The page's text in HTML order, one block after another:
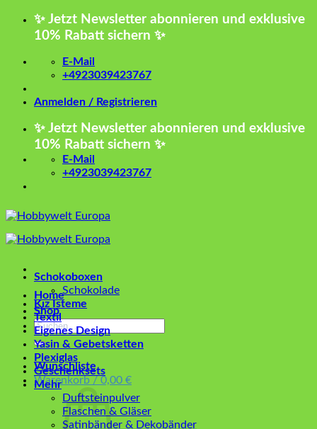
Zum
✨ Jetzt Newsletter abonnieren und exklusive
10% Rabatt sichern ✨
E-Mail
+4923039423767
Anmelden / Registrieren
✨ Jetzt Newsletter abonnieren und exklusive
10% Rabatt sichern ✨
E-Mail
+4923039423767
Home
Shop
Suchen
nach:
Wunschliste
Warenkorb / 0,00 €
Schokoboxen
Schokolade
Kız İsteme
Textil
Eigenes Design
Yasin & Gebetsketten
Plexiglas
Geschenksets
Mehr
Duftsteinpulver
Flaschen & Gläser
Satinbänder & Dekobänder